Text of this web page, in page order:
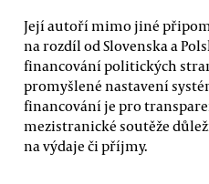
Její autoří mimo jiné
na rozdíl od Slovenska a
financování politických
promyšlené nastavení
financování je pro
mezistranické soutěže
na výdaje či příjmy.